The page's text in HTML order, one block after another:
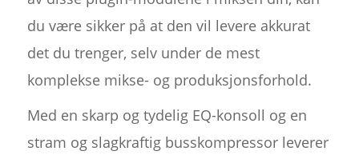
du være sikker på at den vil levere akkurat
det du trenger, selv under de mest
komplekse mikse- og produksjonsforhold.
Med en skarp og tydelig EQ-konsoll og en
stram og slagkraftig busskompressor leverer